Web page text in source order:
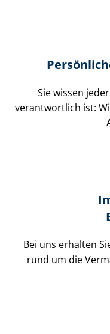
Sie wissen
verantwortlich ist:
Bei uns erhalten
rund um die